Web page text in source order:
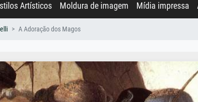
Artísticos Moldura de imagem Mídia impressa
A Adoração dos Magos